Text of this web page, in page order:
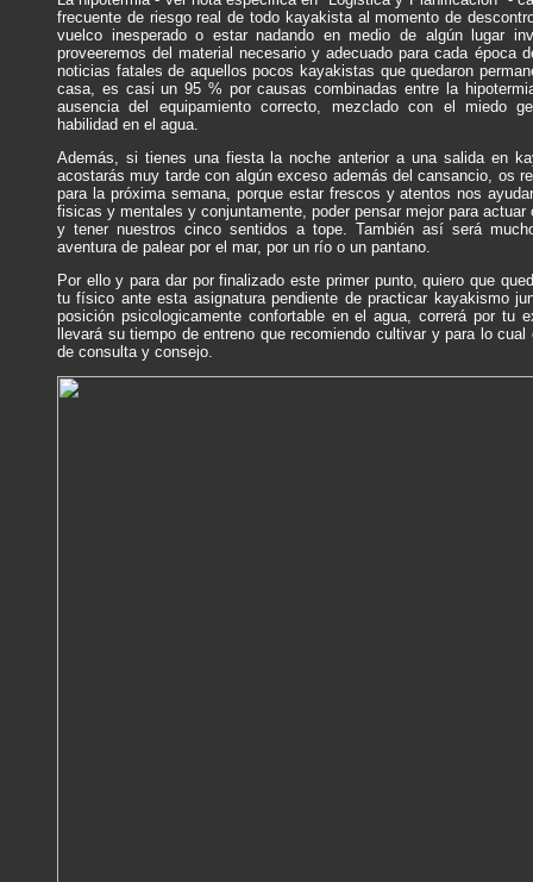
frecuente de riesgo real de todo kayakista al momento de
vuelco inesperado o estar nadando en medio de algún lugar
proveeremos del material necesario y adecuado para cada época
noticias fatales de aquellos pocos kayakistas que quedaron
casa, es casi un 95 % por causas combinadas entre la
ausencia del equipamiento correcto, mezclado con el miedo
habilidad en el agua.
Además, si tienes una fiesta la noche anterior a una salida en
acostarás muy tarde con algún exceso además del cansancio, os
para la próxima semana, porque estar frescos y atentos nos
fisicas y mentales y conjuntamente, poder pensar mejor para
y tener nuestros cinco sentidos a tope. También así será
aventura de palear por el mar, por un río o un pantano.
Por ello y para dar por finalizado este primer punto, quiero que
tu físico ante esta asignatura pendiente de practicar kayakismo
posición psicologicamente confortable en el agua, correrá por tu
llevará su tiempo de entreno que recomiendo cultivar y para lo
de consulta y consejo.